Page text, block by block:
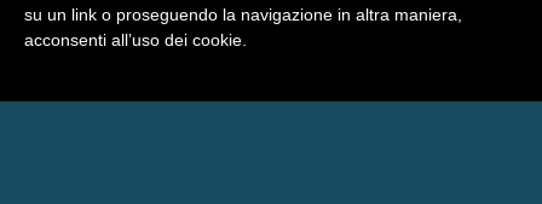
Negozio
su un link o proseguendo la navigazione in altra maniera,
acconsenti all’uso dei cookie.